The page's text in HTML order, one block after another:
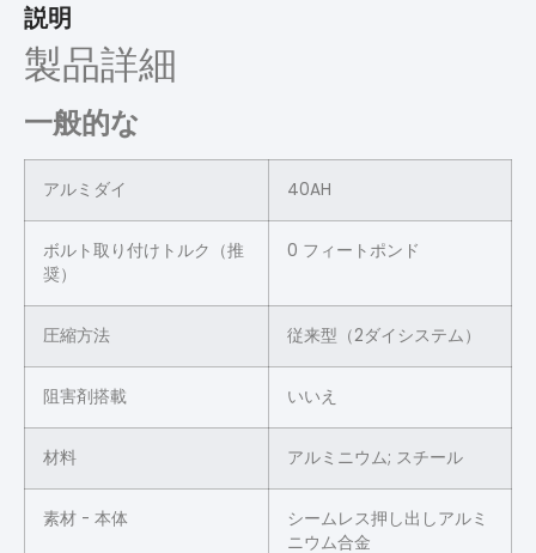
説明
製品詳細
一般的な
アルミダイ 40AH
ボルト取り付けトルク（推
奨）
0 フィートポンド
圧縮方法 従来型（2ダイシステム）
阻害剤搭載 いいえ
材料 アルミニウム; スチール
素材 - 本体
シームレス押し出しアルミ
ニウム合金